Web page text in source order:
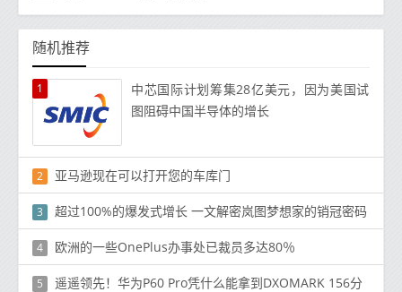
随机推荐
1
中芯国际计划筹集28亿美元，因为美国试
图阻碍中国半导体的增长
2 亚马逊现在可以打开您的车库门
3 超过100%的爆发式增长 一文解密岚图梦想家的销冠密码
4 欧洲的一些OnePlus办事处已裁员多达80％
5 遥遥领先！华为P60 Pro凭什么能拿到DXOMARK 156分